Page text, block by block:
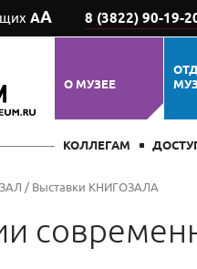
АА 8 (3822) 90-19-
О МУЗЕЕ
КОЛЛЕГАМ
/ Выставки КНИГОЗАЛА